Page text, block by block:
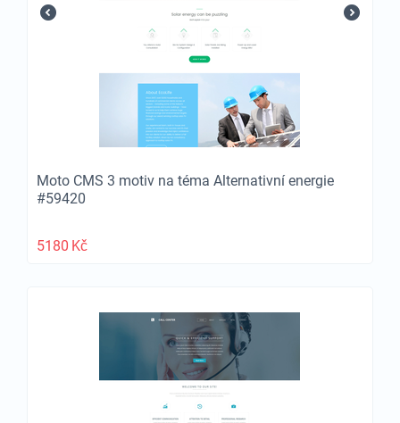
Moto CMS 3 motiv na téma Alternativní energie
#59420
5180 Kč